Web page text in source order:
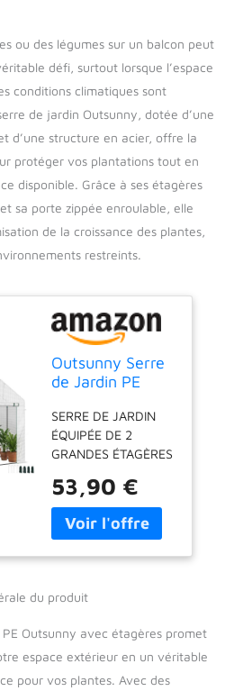
ou des légumes sur un balcon peut
défi, surtout lorsque l’espace
conditions climatiques sont
de jardin Outsunny, dotée d’une
d’une structure en acier, offre la
protéger vos plantations tout en
disponible. Grâce à ses étagères
sa porte zippée enroulable, elle
de la croissance des plantes,
restreints.
Outsunny Serre
de Jardin PE
Niveaux
143x143x195cm
Blanc
SERRE DE JARDIN
ÉQUIPÉE DE 2
GRANDES ÉTAGÈRES
supplémentaire très
pratique grâce à 2
grandes étagères
OPTIMISER LA
RENDEMENT DE VOS
PLANTES : serre de
jardin idéale pour
53,90 €
du produit
Outsunny avec étagères promet
espace extérieur en un véritable
pour vos plantes. Avec des